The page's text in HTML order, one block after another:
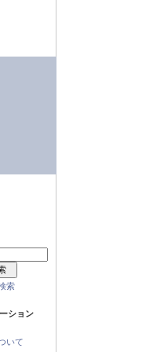
索
ション
いて